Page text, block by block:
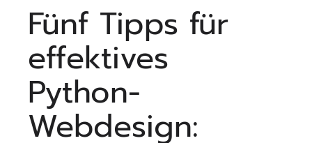
Fünf Tipps für
effektives
Python-
Webdesign: